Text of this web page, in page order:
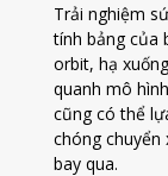
Trải nghiệm
tính bảng của
orbit, hạ
quanh mô
cũng có thể
chóng chuyển
bay qua.